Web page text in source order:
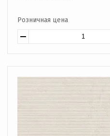
Розничная цена